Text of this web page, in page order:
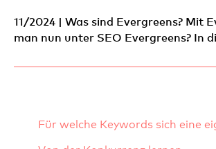
11/2024 | Was sind Evergreens? Mit
man nun unter SEO Evergreens? In
Für welche Keywords sich eine